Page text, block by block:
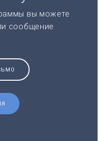
вы можете
сообщение